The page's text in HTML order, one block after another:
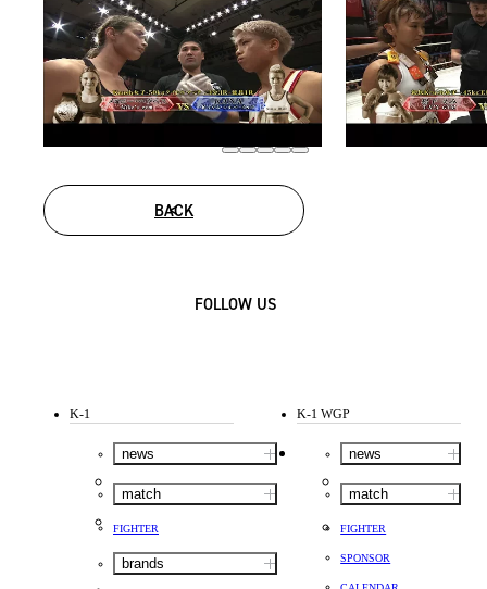
BACK
FOLLOW US
K-1
news
match
FIGHTER
brands
K-1 WGP
news
match
FIGHTER
SPONSOR